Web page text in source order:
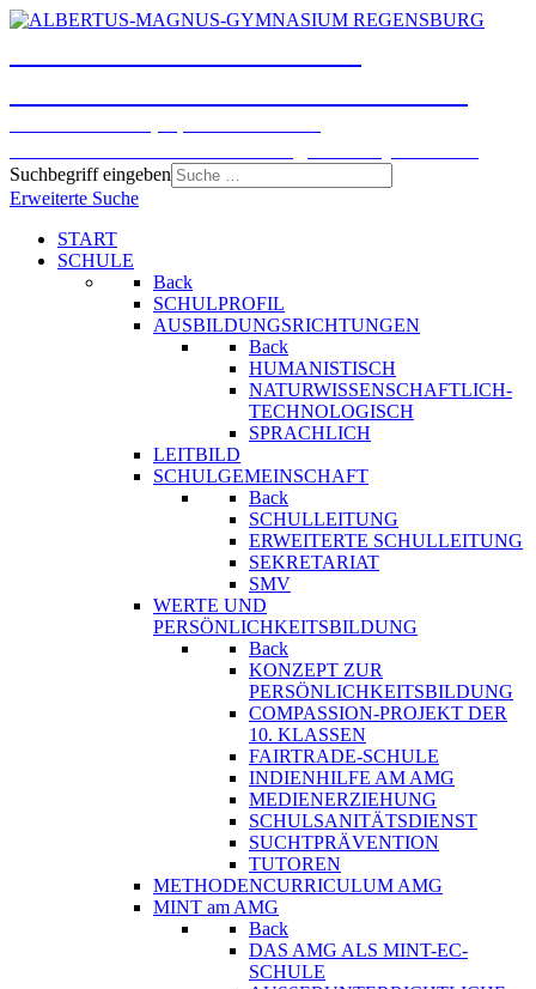
Suchbegriff eingeben
Erweiterte Suche
START
SCHULE
Back
SCHULPROFIL
AUSBILDUNGSRICHTUNGEN
Back
HUMANISTISCH
NATURWISSENSCHAFTLICH-
TECHNOLOGISCH
SPRACHLICH
LEITBILD
SCHULGEMEINSCHAFT
Back
SCHULLEITUNG
ERWEITERTE SCHULLEITUNG
SEKRETARIAT
SMV
WERTE UND
PERSÖNLICHKEITSBILDUNG
Back
KONZEPT ZUR
PERSÖNLICHKEITSBILDUNG
COMPASSION-PROJEKT DER
10. KLASSEN
FAIRTRADE-SCHULE
INDIENHILFE AM AMG
MEDIENERZIEHUNG
SCHULSANITÄTSDIENST
SUCHTPRÄVENTION
TUTOREN
METHODENCURRICULUM AMG
MINT am AMG
Back
DAS AMG ALS MINT-EC-
SCHULE